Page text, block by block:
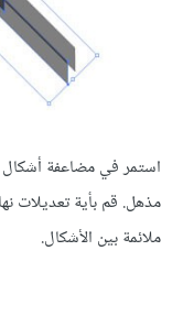
استمر في مضاعفة
مذهل. قم بأية تعديلات
ملائمة بين الأشكال.